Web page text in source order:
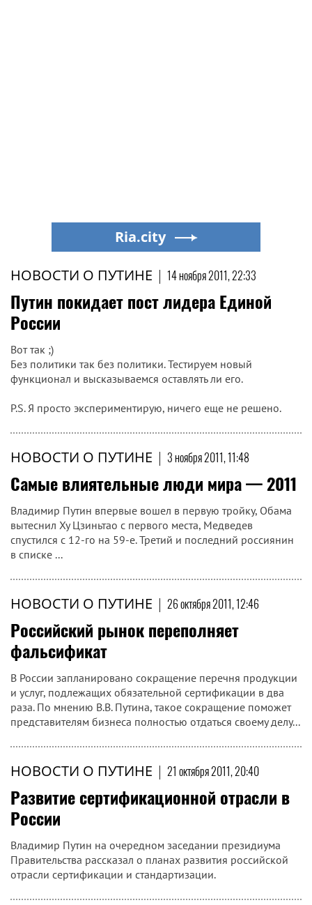
НОВОСТИ О ПУТИНЕ | 14 ноября 2011, 22:33
Путин покидает пост лидера Единой
России
Вот так ;)
Без политики так без политики. Тестируем новый
функционал и высказываемся оставлять ли его.
P.S. Я просто экспериментирую, ничего еще не решено.
НОВОСТИ О ПУТИНЕ | 3 ноября 2011, 11:48
Самые влиятельные люди мира — 2011
Владимир Путин впервые вошел в первую тройку, Обама
вытеснил Ху Цзиньтао с первого места, Медведев
спустился с 12-го на 59-е. Третий и последний россиянин
в списке ...
НОВОСТИ О ПУТИНЕ | 26 октября 2011, 12:46
Российский рынок переполняет
фальсификат
В России запланировано сокращение перечня продукции
и услуг, подлежащих обязательной сертификации в два
раза. По мнению В.В. Путина, такое сокращение поможет
представителям бизнеса полностью отдаться своему делу...
НОВОСТИ О ПУТИНЕ | 21 октября 2011, 20:40
Развитие сертификационной отрасли в
России
Владимир Путин на очередном заседании президиума
Правительства рассказал о планах развития российской
отрасли сертификации и стандартизации.
Ria.city